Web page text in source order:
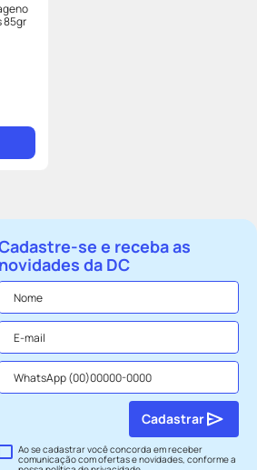
85gr
se e receba as
novidades da DC
Ao se cadastrar você concorda em receber
comunicação com ofertas e novidades, conforme a
Cadastrar